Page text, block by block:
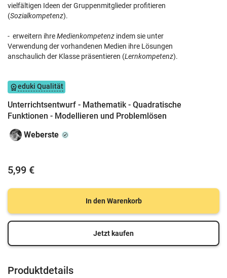
vielfältigen Ideen der Gruppenmitglieder profitieren
(Sozialkompetenz).
- erweitern ihreMedienkompetenz indem sie unter
Verwendung der vorhandenen Medien ihre Lösungen
anschaulich der Klasse präsentieren (Lernkompetenz).
eduki Qualität
Unterrichtsentwurf - Mathematik - Quadratische
Funktionen - Modellieren und Problemlösen
Weberste
5,99 €
In den Warenkorb
Jetzt kaufen
Produktdetails